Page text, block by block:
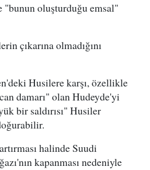
"bunun oluşturduğu emsal"
çıkarına olmadığını
Husilere karşı, özellikle
damarı" olan Hudeyde'yi
bir saldırısı" Husiler
halinde Suudi
kapanması nedeniyle